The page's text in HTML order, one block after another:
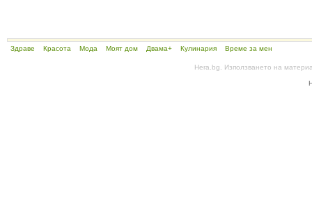
Здраве Красота Мода Моят дом Двама+ Кулинария Време за мен
Hera.bg. Използването на